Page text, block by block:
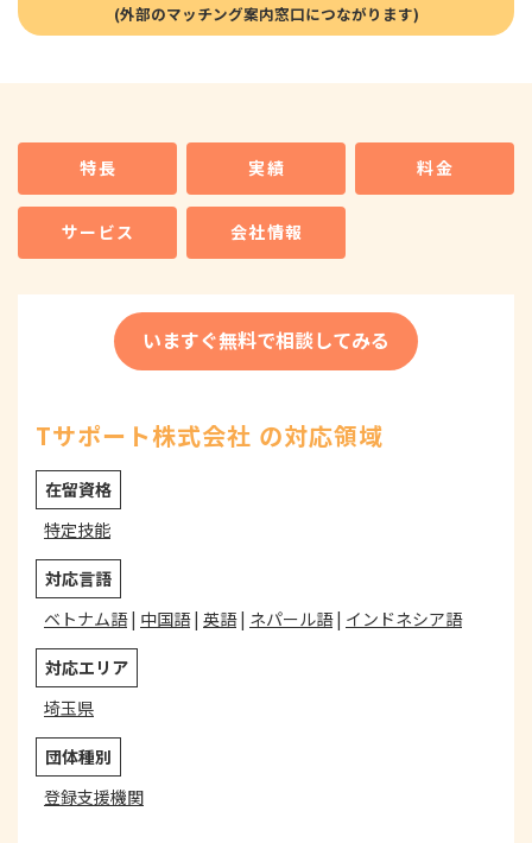
特長 実績 料金
サービス 会社情報
いますぐ無料で相談してみる
Tサポート株式会社 の対応領域
在留資格
特定技能
対応言語
ベトナム語| 中国語| 英語| ネパール語| インドネシア語
対応エリア
埼玉県
団体種別
登録支援機関